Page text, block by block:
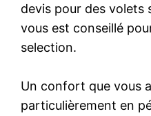
devis pour des volets
vous est conseillé
selection.
Un confort que vous
particulièrement en